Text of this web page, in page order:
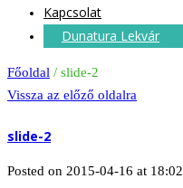
Kapcsolat
Dunatura Lekvár
Főoldal / slide-2
Vissza az előző oldalra
slide-2
Posted on 2015-04-16 at 18:02